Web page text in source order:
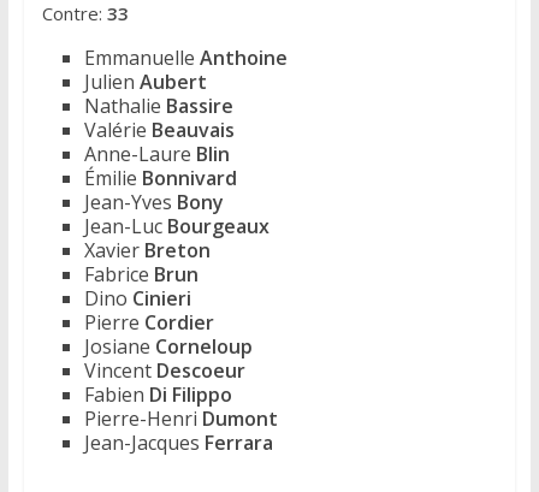
Contre: 33
Emmanuelle Anthoine
Julien Aubert
Nathalie Bassire
Valérie Beauvais
Anne-Laure Blin
Émilie Bonnivard
Jean-Yves Bony
Jean-Luc Bourgeaux
Xavier Breton
Fabrice Brun
Dino Cinieri
Pierre Cordier
Josiane Corneloup
Vincent Descoeur
Fabien Di Filippo
Pierre-Henri Dumont
Jean-Jacques Ferrara